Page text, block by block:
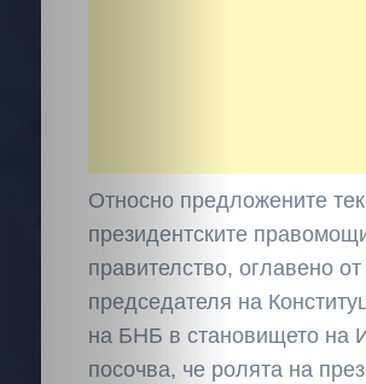
Относно предложените
президентските
правителство, оглавено
председателя на
на БНБ в становището на
посочва, че ролята на